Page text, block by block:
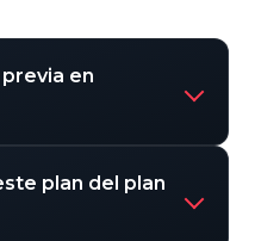
en
plan del plan